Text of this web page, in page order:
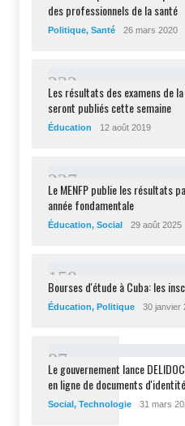
des professionnels de la santé
Politique, Santé 26 mars 2020
232
Les résultats des examens de
seront publiés cette semaine
Éducation 12 août 2019
227
Le MENFP publie les résultats
année fondamentale
Éducation, Social 29 août 2025
1 58
Bourses d'étude à Cuba: les
Éducation, Politique 30 janvier
87
Le gouvernement lance
en ligne de documents d'identité
Social , Technologie 31 mars